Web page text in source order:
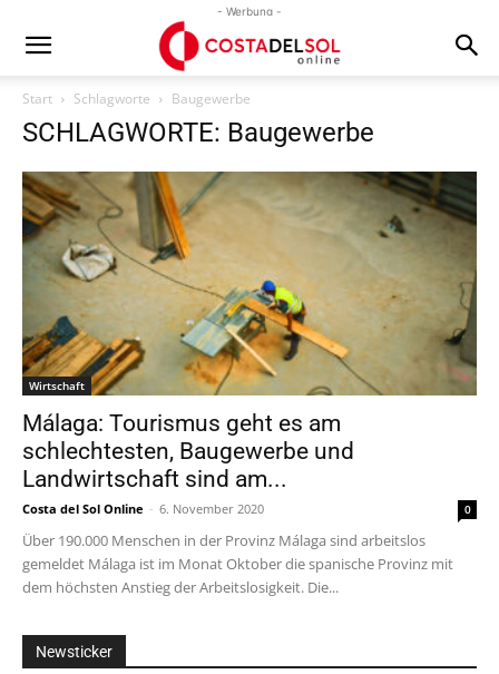
- Werbung -
Start Schlagworte Baugewerbe
SCHLAGWORTE: Baugewerbe
Wirtschaft
Málaga: Tourismus geht es am
schlechtesten, Baugewerbe und
Landwirtschaft sind am...
Costa del Sol Online - 6. November 2020 0
Über 190.000 Menschen in der Provinz Málaga sind arbeitslos
gemeldet Málaga ist im Monat Oktober die spanische Provinz mit
dem höchsten Anstieg der Arbeitslosigkeit. Die...
Newsticker